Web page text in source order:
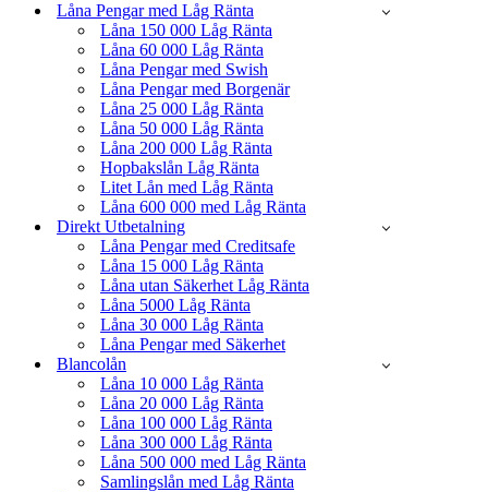
Låna Pengar med Låg Ränta
Låna 150 000 Låg Ränta
Låna 60 000 Låg Ränta
Låna Pengar med Swish
Låna Pengar med Borgenär
Låna 25 000 Låg Ränta
Låna 50 000 Låg Ränta
Låna 200 000 Låg Ränta
Hopbakslån Låg Ränta
Litet Lån med Låg Ränta
Låna 600 000 med Låg Ränta
Direkt Utbetalning
Låna Pengar med Creditsafe
Låna 15 000 Låg Ränta
Låna utan Säkerhet Låg Ränta
Låna 5000 Låg Ränta
Låna 30 000 Låg Ränta
Låna Pengar med Säkerhet
Blancolån
Låna 10 000 Låg Ränta
Låna 20 000 Låg Ränta
Låna 100 000 Låg Ränta
Låna 300 000 Låg Ränta
Låna 500 000 med Låg Ränta
Samlingslån med Låg Ränta